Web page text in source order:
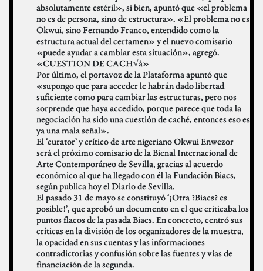
absolutamente estéril», si bien, apuntó que «el problema
no es de persona, sino de estructura». «El problema no es
Okwui, sino Fernando Franco, entendido como la
estructura actual del certamen» y el nuevo comisario
«puede ayudar a cambiar esta situación», agregó.
«CUESTION DE CACH√â»
Por último, el portavoz de la Plataforma apuntó que
«supongo que para acceder le habrán dado libertad
suficiente como para cambiar las estructuras, pero nos
sorprende que haya accedido, porque parece que toda la
negociación ha sido una cuestión de caché, entonces eso es
ya una mala señal».
El ‘curator’ y crítico de arte nigeriano Okwui Enwezor
será el próximo comisario de la Bienal Internacional de
Arte Contemporáneo de Sevilla, gracias al acuerdo
económico al que ha llegado con él la Fundación Biacs,
según publica hoy el Diario de Sevilla.
El pasado 31 de mayo se constituyó ‘¡Otra ?Biacs? es
posible!’, que aprobó un documento en el que criticaba los
puntos flacos de la pasada Biacs. En concreto, centró sus
críticas en la división de los organizadores de la muestra,
la opacidad en sus cuentas y las informaciones
contradictorias y confusión sobre las fuentes y vías de
financiación de la segunda.